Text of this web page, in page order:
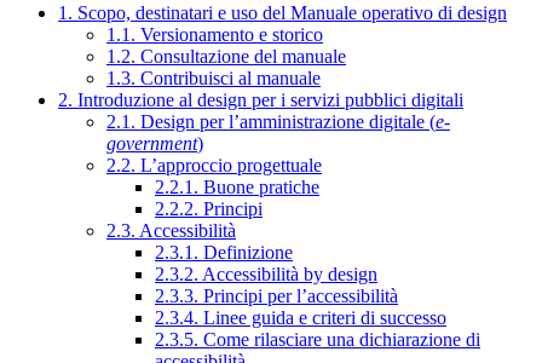
1. Scopo, destinatari e uso del Manuale operativo di design
1.1. Versionamento e storico
1.2. Consultazione del manuale
1.3. Contribuisci al manuale
2. Introduzione al design per i servizi pubblici digitali
2.1. Design per l’amministrazione digitale (e-
government)
2.2. L’approccio progettuale
2.2.1. Buone pratiche
2.2.2. Principi
2.3. Accessibilità
2.3.1. Definizione
2.3.2. Accessibilità by design
2.3.3. Principi per l’accessibilità
2.3.4. Linee guida e criteri di successo
2.3.5. Come rilasciare una dichiarazione di